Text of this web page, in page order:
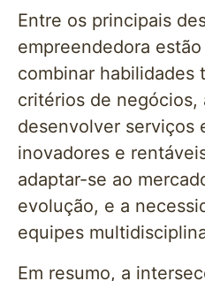
Entre os principais
empreendedora
combinar habilidades
critérios de negócios,
desenvolver serviços
inovadores e
adaptar-se ao
evolução, e a
equipes
Em resumo, a